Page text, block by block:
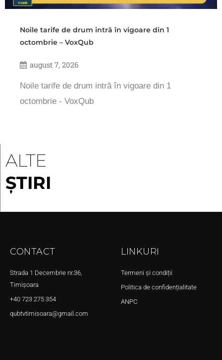
Noile tarife de drum intră în vigoare din 1
octombrie – VoxQub
august 7, 2026
Noile tarife de drum intră în vigoare din 1
octombrie - VoxQub
ALTE
ȘTIRI
CONTACT
Strada 1 Decembrie nr.36,
Timișoara
+40 723 275 354
qubtvtimisoara@gmail.com
LINKURI
Termeni și condiții
Politica de confidențialitate
ANPC